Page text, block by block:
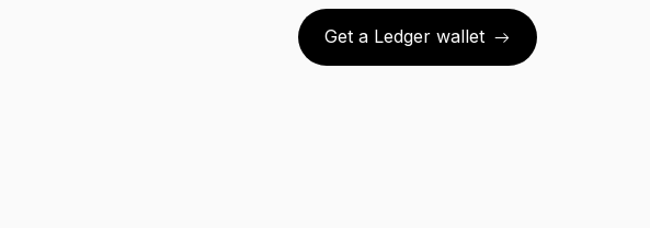
Get a Ledger wallet